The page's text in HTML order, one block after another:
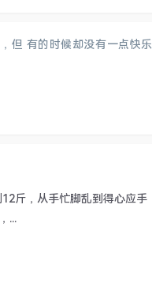
但 有的时候却没有一点快乐
斤，从手忙脚乱到得心应
...